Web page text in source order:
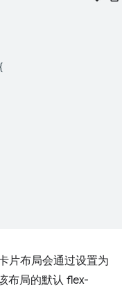
片布局会通过设置为
布局的默认 flex-